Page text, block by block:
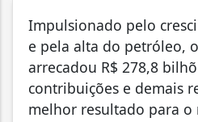
Impulsionado pelo
e pela alta do petróleo,
arrecadou R$ 278,8
contribuições e demais
melhor resultado para o